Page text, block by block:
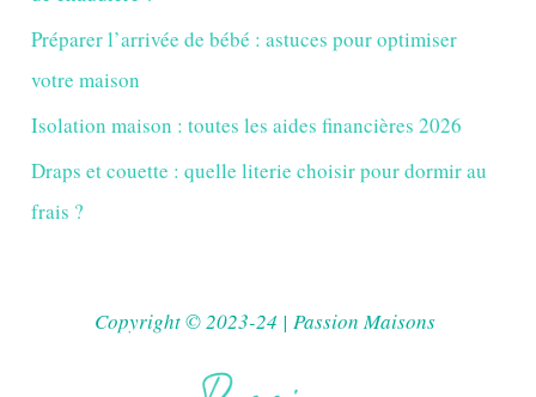
Préparer l’arrivée de bébé : astuces pour optimiser
votre maison
Isolation maison : toutes les aides financières 2026
Draps et couette : quelle literie choisir pour dormir au
frais ?
Copyright © 2023-24 | Passion Maisons